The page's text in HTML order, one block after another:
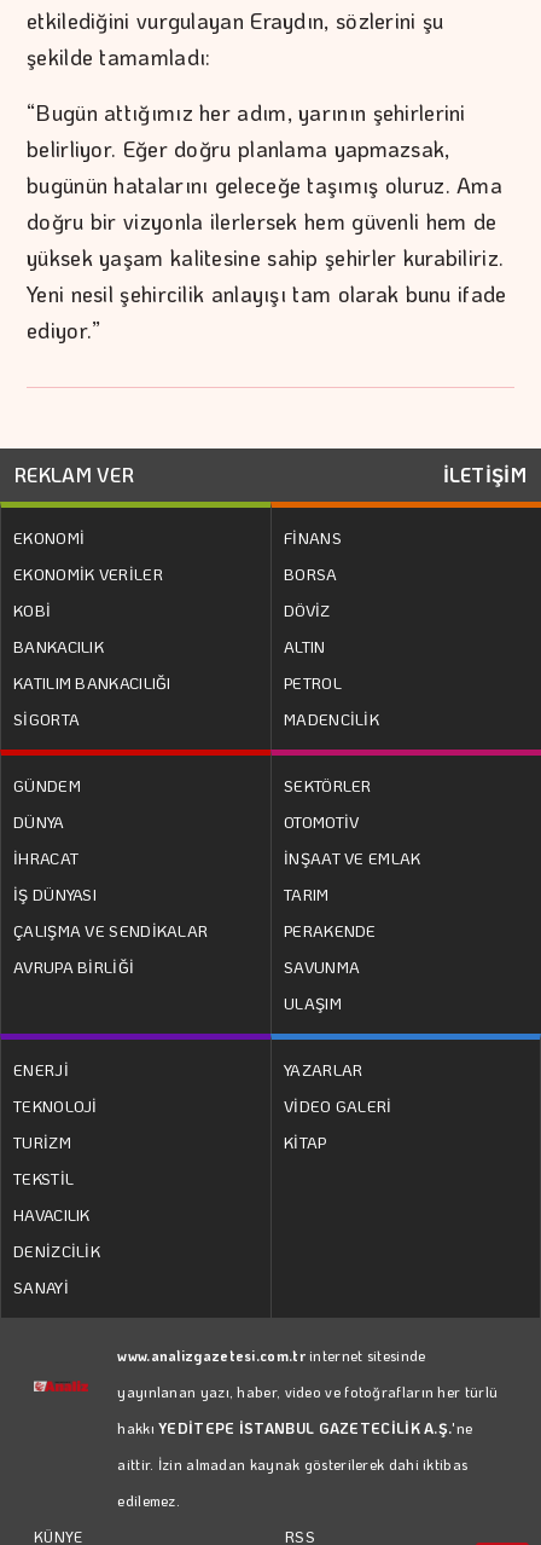
etkilediğini vurgulayan Eraydın, sözlerini şu
şekilde tamamladı:
“Bugün attığımız her adım, yarının şehirlerini
belirliyor. Eğer doğru planlama yapmazsak,
bugünün hatalarını geleceğe taşımış oluruz. Ama
doğru bir vizyonla ilerlersek hem güvenli hem de
yüksek yaşam kalitesine sahip şehirler kurabiliriz.
Yeni nesil şehircilik anlayışı tam olarak bunu ifade
ediyor.”
REKLAM VER İLETİŞİM
EKONOMİ
EKONOMİK VERİLER
KOBİ
BANKACILIK
KATILIM BANKACILIĞI
SİGORTA
FİNANS
BORSA
DÖVİZ
ALTIN
PETROL
MADENCİLİK
GÜNDEM
DÜNYA
İHRACAT
İŞ DÜNYASI
ÇALIŞMA VE SENDİKALAR
AVRUPA BİRLİĞİ
SEKTÖRLER
OTOMOTİV
İNŞAAT VE EMLAK
TARIM
PERAKENDE
SAVUNMA
ULAŞIM
ENERJİ
TEKNOLOJİ
TURİZM
TEKSTİL
HAVACILIK
DENİZCİLİK
SANAYİ
YAZARLAR
VİDEO GALERİ
KİTAP
www.analizgazetesi.com.trinternet sitesinde
yayınlanan yazı, haber, video ve fotoğrafların her türlü
hakkıYEDİTEPE İSTANBUL GAZETECİLİK A.Ş.'ne
aittir. İzin almadan kaynak gösterilerek dahi iktibas
edilemez.
KÜNYE
RSS